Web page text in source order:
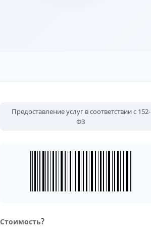
Предоставление услуг в соответствии с 152-
ФЗ
Стоимость?